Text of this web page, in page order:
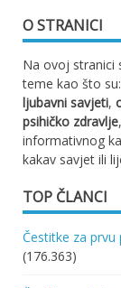
O STRANICI
Na ovoj stranici
teme kao što su:
ljubavni savjeti,
psihičko zdravlje,
informativnog
kakav savjet ili
TOP ČLANCI
Čestitke za
(176.363)